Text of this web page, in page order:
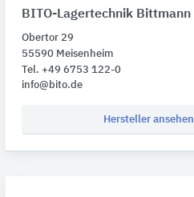
BITO-Lagertechnik Bittmann
Obertor 29
55590 Meisenheim
Tel. +49 6753 122-0
info@bito.de
Hersteller ansehen